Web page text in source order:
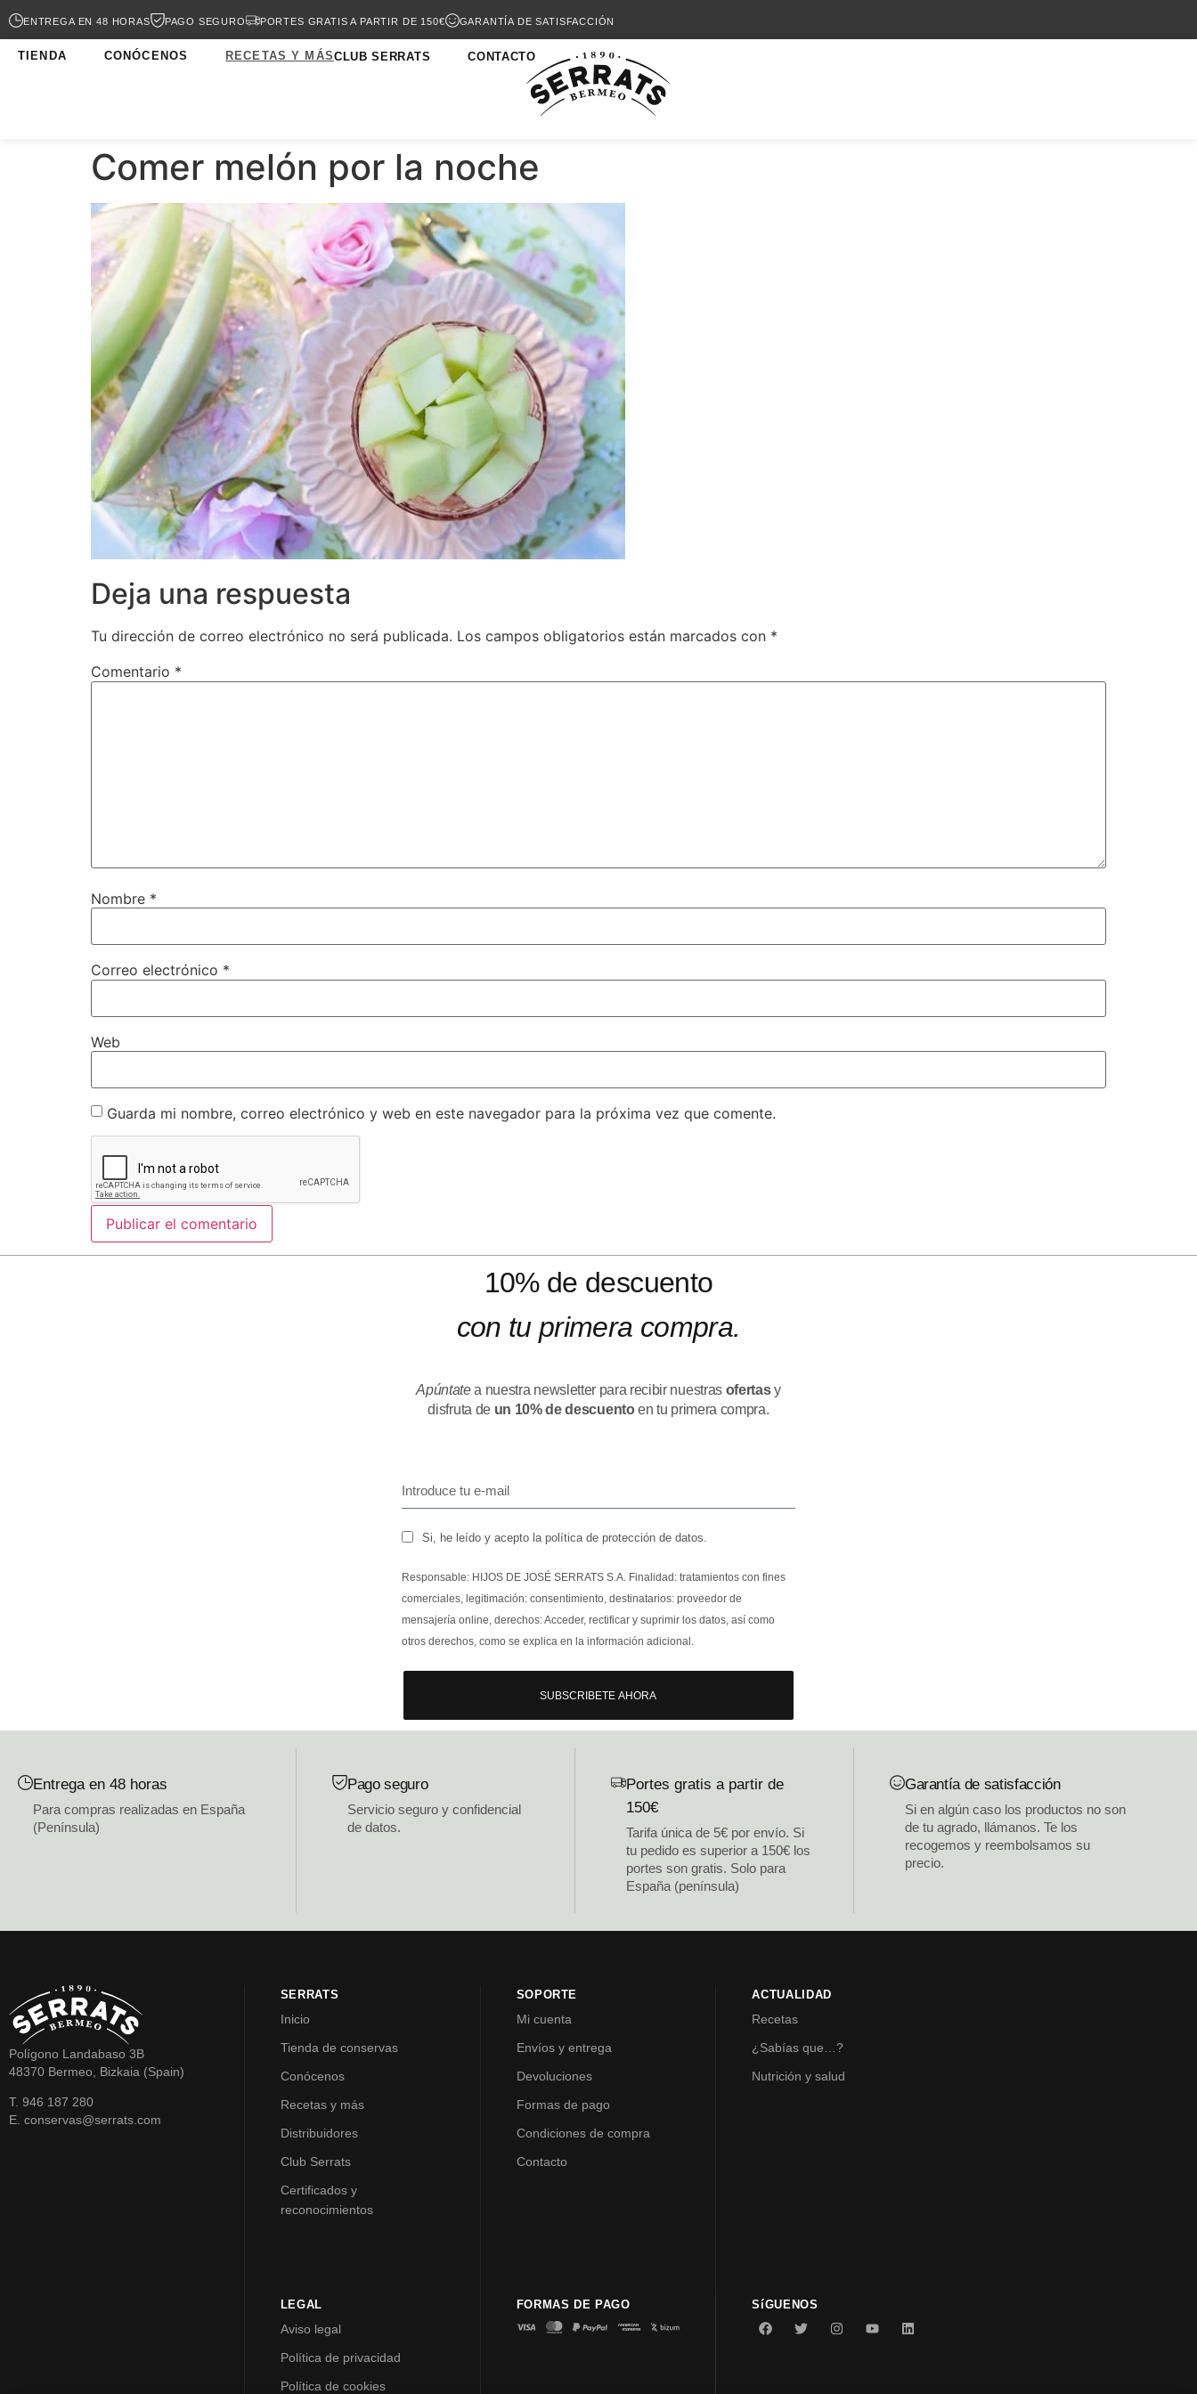
ENTREGA EN 48 HORAS PAGO SEGURO PORTES GRATIS A PARTIR DE 150€ GARANTÍA DE SATISFACCIÓN
TIENDA CONÓCENOS RECETAS Y MÁSCLUB SERRATS CONTACTO
Comer melón por la noche
Deja una respuesta
Tu dirección de correo electrónico no será publicada. Los campos obligatorios están marcados con *
Comentario *
Nombre *
Correo electrónico *
Web
Guarda mi nombre, correo electrónico y web en este navegador para la próxima vez que comente.
10% de descuento
con tu primera compra.
Apúntatea nuestra newsletter para recibir nuestras ofertasy
disfruta de un 10% de descuentoen tu primera compra.
Si, he leído y acepto la política de protección de datos.
Responsable: HIJOS DE JOSÉ SERRATS S.A. Finalidad: tratamientos con fines
comerciales, legitimación: consentimiento, destinatarios: proveedor de
mensajería online, derechos: Acceder, rectificar y suprimir los datos, así como
otros derechos, como se explica en la información adicional.
SUBSCRIBETE AHORA
Entrega en 48 horas
Para compras realizadas en España
(Península)
Pago seguro
Servicio seguro y confidencial
de datos.
Portes gratis a partir de
150€
Tarifa única de 5€ por envío. Si
tu pedido es superior a 150€ los
portes son gratis. Solo para
España (península)
Garantía de satisfacción
Si en algún caso los productos no son
de tu agrado, llámanos. Te los
recogemos y reembolsamos su
precio.
Polígono Landabaso 3B
48370 Bermeo, Bizkaia (Spain)
T. 946 187 280
E. conservas@serrats.com
SERRATS
Inicio
Tienda de conservas
Conócenos
Recetas y más
Distribuidores
Club Serrats
Certificados y
reconocimientos
SOPORTE
Mi cuenta
Envíos y entrega
Devoluciones
Formas de pago
Condiciones de compra
Contacto
ACTUALIDAD
Recetas
¿Sabías que…?
Nutrición y salud
LEGAL
Aviso legal
Política de privacidad
Política de cookies
FORMAS DE PAGO SíGUENOS